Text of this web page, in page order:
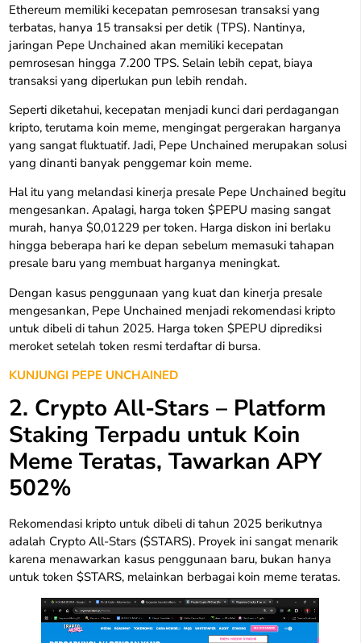
Ethereum memiliki kecepatan pemrosesan transaksi yang
terbatas, hanya 15 transaksi per detik (TPS). Nantinya,
jaringan Pepe Unchained akan memiliki kecepatan
pemrosesan hingga 7.200 TPS. Selain lebih cepat, biaya
transaksi yang diperlukan pun lebih rendah.
Seperti diketahui, kecepatan menjadi kunci dari perdagangan
kripto, terutama koin meme, mengingat pergerakan harganya
yang sangat fluktuatif. Jadi, Pepe Unchained merupakan solusi
yang dinanti banyak penggemar koin meme.
Hal itu yang melandasi kinerja presale Pepe Unchained begitu
mengesankan. Apalagi, harga token $PEPU masing sangat
murah, hanya $0,01229 per token. Harga diskon ini berlaku
hingga beberapa hari ke depan sebelum memasuki tahapan
presale baru yang membuat harganya meningkat.
Dengan kasus penggunaan yang kuat dan kinerja presale
mengesankan, Pepe Unchained menjadi rekomendasi kripto
untuk dibeli di tahun 2025. Harga token $PEPU diprediksi
meroket setelah token resmi terdaftar di bursa.
KUNJUNGI PEPE UNCHAINED
2. Crypto All-Stars – Platform
Staking Terpadu untuk Koin
Meme Teratas, Tawarkan APY
502%
Rekomendasi kripto untuk dibeli di tahun 2025 berikutnya
adalah Crypto All-Stars ($STARS). Proyek ini sangat menarik
karena menawarkan kasus penggunaan baru, bukan hanya
untuk token $STARS, melainkan berbagai koin meme teratas.